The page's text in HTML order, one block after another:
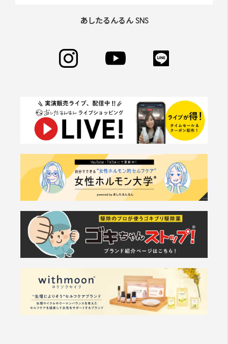
通知をすることなく、変更や中⽌することがあります。ま
た 当社が提供する情報についていかなる保証も負わない
ものとします。
第8条（サービスの中断・変更・停止）
1. 当社は、以下の何れかが⽣じた場合には、会員に事前
に通知することなく、⼀時的に当サイトを中断することが
あります。
う場合
(b) ⽕災、停電等により当サイトの提供ができなくなっ
た場合
(c) 地震、噴⽕、洪⽔、津波等の天災により当サイトの
提供ができなくなった場合
(d) 戦争、動乱、暴動、騒乱、労働争議等により当サイ
トの提供ができなくなった場合
(e) その他、運⽤上或は技術上当社が当サイトの⼀時的
な中断が必要と判断した場合
あしたるんるん SNS